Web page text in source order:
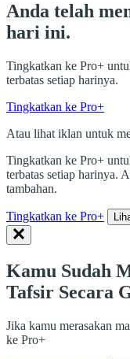
Anda telah
hari ini.
Tingkatkan ke Pro+
terbatas setiap harinya.
Tingkatkan ke Pro+
Atau lihat iklan untuk
Tingkatkan ke Pro+
terbatas setiap harinya.
tambahan.
Tingkatkan ke Pro+
Kamu Sudah
Tafsir Secara
Jika kamu merasakan
ke Pro+